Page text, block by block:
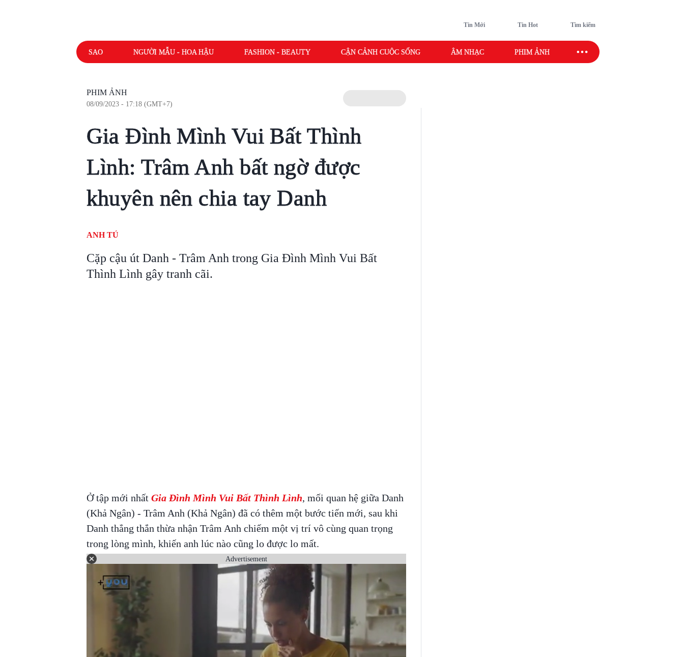
Tin Mới Tin Hot Tìm kiếm
SAO NGƯỜI MẪU - HOA HẬU FASHION - BEAUTY CẬN CẢNH CUỘC SỐNG ÂM NHẠC PHIM ẢNH SAO SPORT
PHIM ẢNH
08/09/2023 - 17:18 (GMT+7)
Gia Đình Mình Vui Bất Thình
Lình: Trâm Anh bất ngờ được
khuyên nên chia tay Danh
ANH TÚ
Cặp cậu út Danh - Trâm Anh trong Gia Đình Mình Vui Bất
Thình Lình gây tranh cãi.
Ở tập mới nhất Gia Đình Mình Vui Bất Thình Lình, mối quan hệ giữa Danh
(Khả Ngân) - Trâm Anh (Khả Ngân) đã có thêm một bước tiến mới, sau khi
Danh thẳng thắn thừa nhận Trâm Anh chiếm một vị trí vô cùng quan trọng
trong lòng mình, khiến anh lúc nào cũng lo được lo mất.
Advertisement